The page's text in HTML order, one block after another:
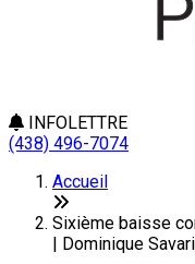
INFOLETTRE
(438) 496-7074
Accueil
Sixième baisse
| Dominique